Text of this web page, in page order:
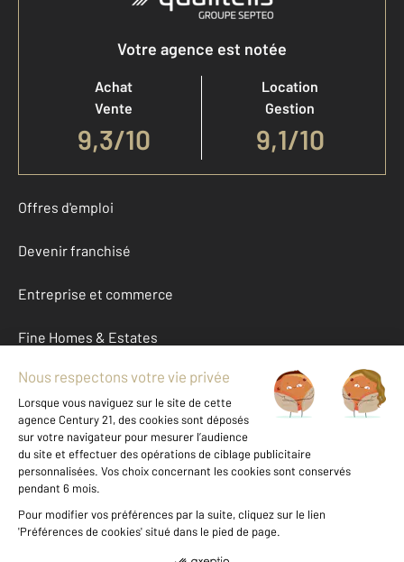
Votre agence est notée
Achat
Vente
9,3/10
Location
Gestion
9,1/10
Offres d'emploi
Devenir franchisé
Entreprise et commerce
Fine Homes & Estates
À propos
International
Nous contacter